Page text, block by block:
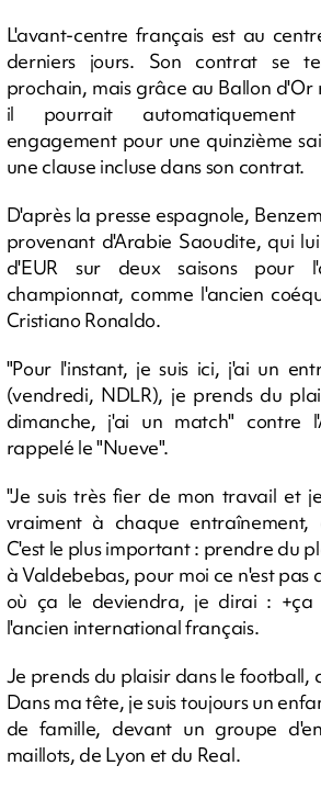
L'avant-centre français est au
derniers jours. Son contrat se
prochain, mais grâce au Ballon d'Or
il pourrait automatiquement
engagement pour une quinzième
une clause incluse dans son contrat.
D'après la presse espagnole,
provenant d'Arabie Saoudite, qui
d'EUR sur deux saisons pour
championnat, comme l'ancien
Cristiano Ronaldo.
"Pour l'instant, je suis ici, j'ai un
(vendredi, NDLR), je prends du
dimanche, j'ai un match" contre
rappelé le "Nueve".
"Je suis très fier de mon travail et
vraiment à chaque
C'est le plus important : prendre du
à Valdebebas, pour moi ce n'est pas
où ça le deviendra, je dirai : +ça
l'ancien international français.
Je prends du plaisir dans le football,
Dans ma tête, je suis toujours un
de famille, devant un groupe
maillots, de Lyon et du Real.